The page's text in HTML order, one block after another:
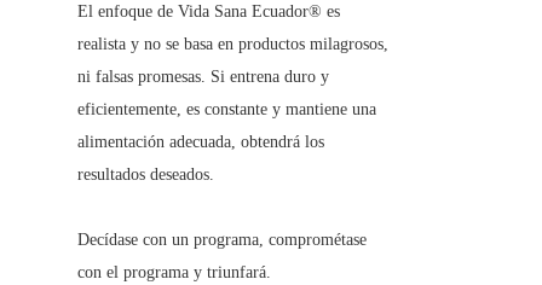
El enfoque de Vida Sana Ecuador® es
realista y no se basa en productos milagrosos,
ni falsas promesas. Si entrena duro y
eficientemente, es constante y mantiene una
alimentación adecuada, obtendrá los
resultados deseados.
Decídase con un programa, comprométase
con el programa y triunfará.